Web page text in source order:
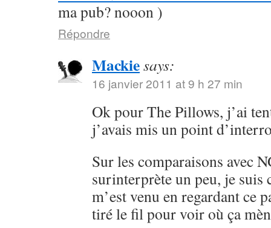
ma pub? nooon )
Répondre
Mackiesays:
16 janvier 2011 at 9 h 27 min
Ok pour The Pillows, j’ai
j’avais mis un point
Sur les comparaisons avec
surinterprète un peu, je suis
m’est venu en regardant ce
tiré le fil pour voir où ça